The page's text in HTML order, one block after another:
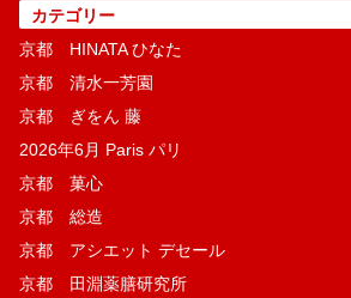
カテゴリー
京都 HINATA ひなた
京都 清水一芳園
京都 ぎをん 藤
2026年6月 Paris パリ
京都 菓​心
京都 総造
京都 アシエット デセール
京都 田淵薬膳研究所